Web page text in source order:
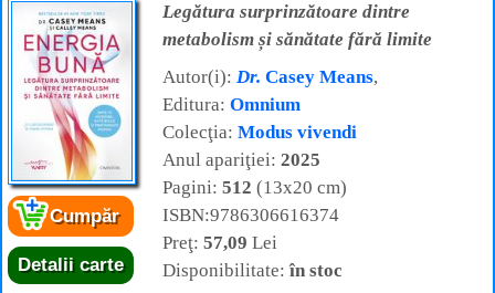
Cumpăr
Detalii carte
Legătura surprinzătoare dintre
metabolism și sănătate fără limite
Autor(i): Dr. Casey Means,
Editura: Omnium
Colecţia: Modus vivendi
Anul apariţiei: 2025
Pagini: 512 (13x20 cm)
ISBN:9786306616374
Preţ: 57,09 Lei
Disponibilitate:în stoc